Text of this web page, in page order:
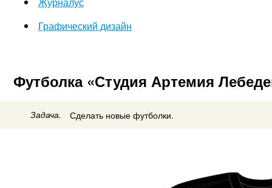
Графический дизайн
Футболка «Студия Артемия
Задача. Сделать новые футболки.